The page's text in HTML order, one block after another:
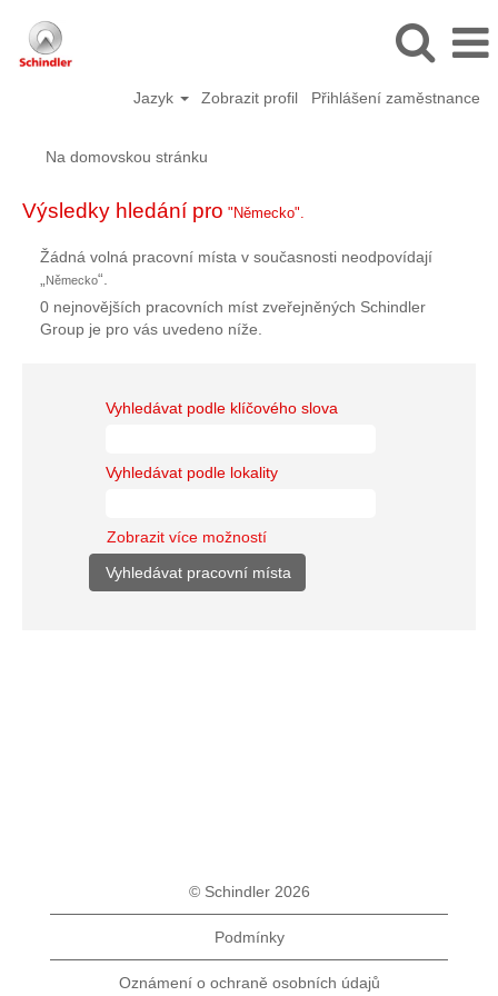
Jazyk Zobrazit profil Přihlášení zaměstnance
Na domovskou stránku
Výsledky hledání pro "Německo".
Žádná volná pracovní místa v současnosti neodpovídají
Německo“.
0 nejnovějších pracovních míst zveřejněných Schindler
Group je pro vás uvedeno níže.
Vyhledávat podle klíčového slova
Vyhledávat podle lokality
Zobrazit více možností
© Schindler 2026
Podmínky
Oznámení o ochraně osobních údajů